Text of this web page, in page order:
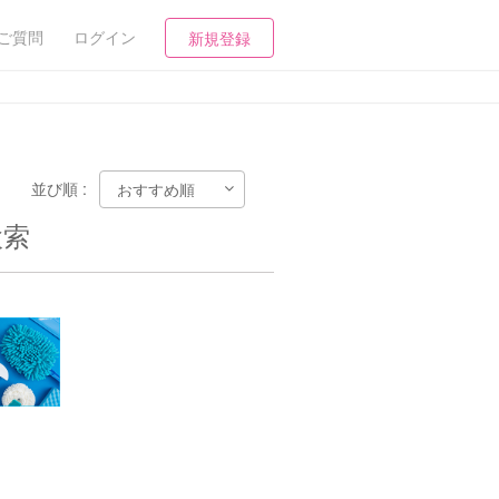
質問 ログイン 新規登録
並び順 :